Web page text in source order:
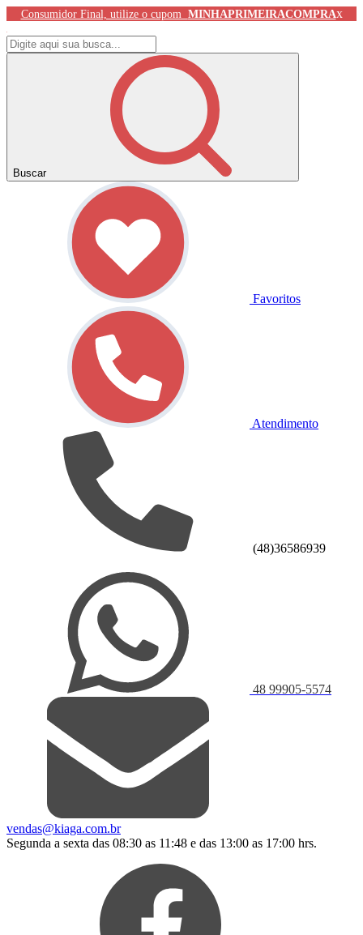
Consumidor Final, utilize o cupom MINHAPRIMEIRACOMPRAx
Buscar
Favoritos
Atendimento
(48)36586939
48 99905-5574
vendas@kiaga.com.br
Segunda a sexta das 08:30 as 11:48 e das 13:00 as 17:00 hrs.